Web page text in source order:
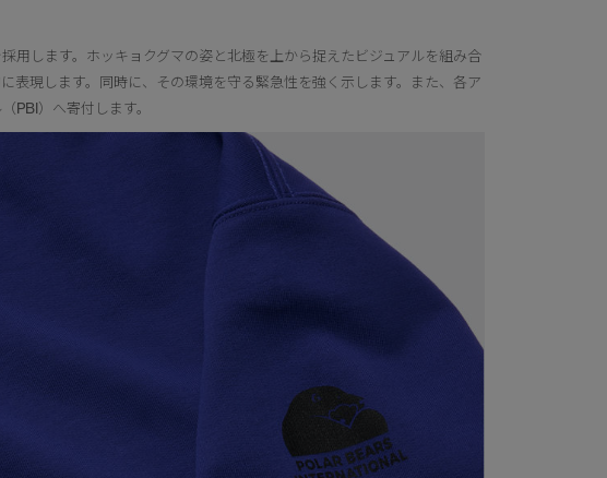
用します。ホッキョクグマの姿と北極を上から捉えたビジュアルを組み合
表現します。同時に、その環境を守る緊急性を強く示します。また、各ア
PBI）へ寄付します。